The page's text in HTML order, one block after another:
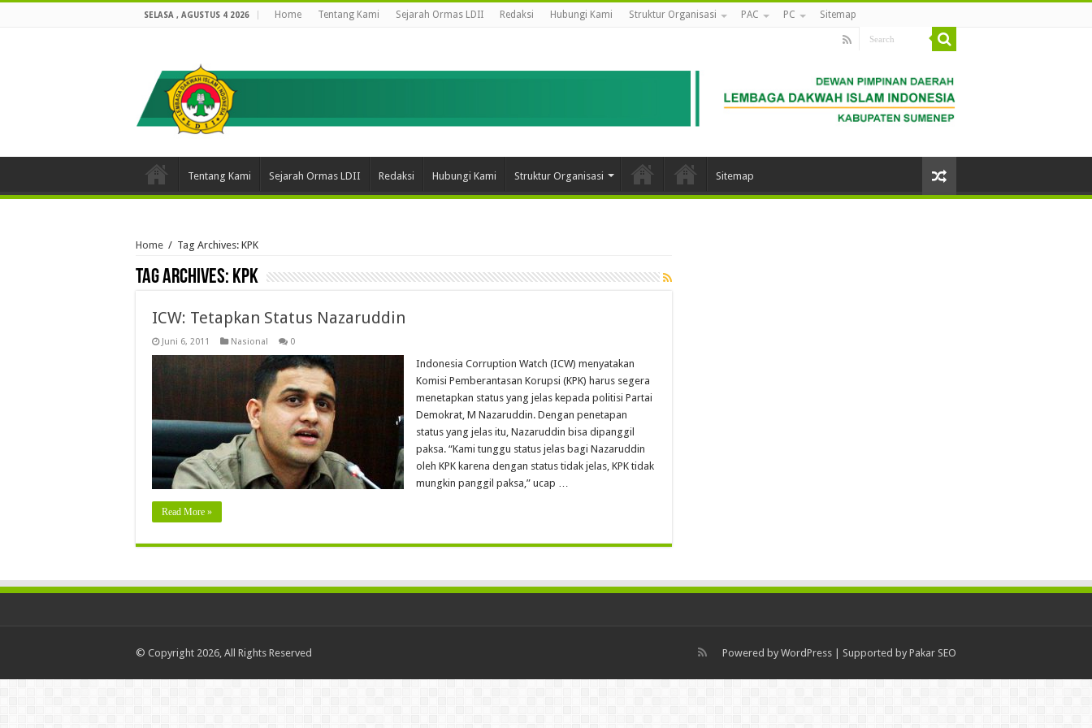
SELASA , AGUSTUS 4 2026 Home Tentang Kami Sejarah Ormas LDII Redaksi Hubungi Kami Struktur Organisasi PAC PC Sitemap
Tentang Kami Sejarah Ormas LDII Redaksi Hubungi Kami Struktur Organisasi Sitemap
Home / Tag Archives: KPK
Tag Archives: KPK
ICW: Tetapkan Status Nazaruddin
Juni 6, 2011 Nasional 0
Indonesia Corruption Watch (ICW) menyatakan
Komisi Pemberantasan Korupsi (KPK) harus segera
menetapkan status yang jelas kepada politisi Partai
Demokrat, M Nazaruddin. Dengan penetapan
status yang jelas itu, Nazaruddin bisa dipanggil
paksa. “Kami tunggu status jelas bagi Nazaruddin
oleh KPK karena dengan status tidak jelas, KPK tidak
mungkin panggil paksa,” ucap …
Read More »
Powered by WordPress | Supported by Pakar SEO
© Copyright 2026, All Rights Reserved